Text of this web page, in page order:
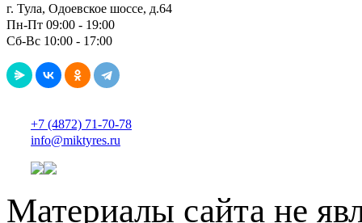
г. Тула, Одоевское шоссе, д.64
Пн-Пт 09:00 - 19:00
Сб-Вс 10:00 - 17:00
+7 (4872) 71-70-78
info@miktyres.ru
Материалы сайта не